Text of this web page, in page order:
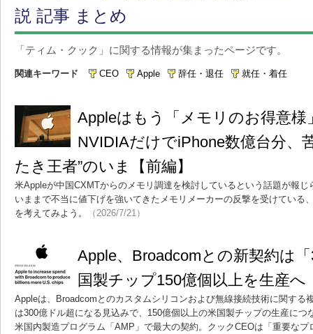
説 記事 まとめ
「ティム・クック」に関する情報が集まったページです。
関連キーワード CEO Apple 辞任・退任 就任・着任
Appleはもう「メモリのお得意
NVIDIAだけでiPhone数億台分、
たき王者”のいま【前編】
米Appleが中国CXMTからのメモリ調達を検討しているという話題が報
いままで不当に値下げを強いてきたメモリメーカーの反撃を受けている
を考えてみよう。
（2026/7/21）
Apple、Broadcomとの新契約は
国製チップ150億個以上を生産へ
Appleは、Broadcomとのカスタムシリコンおよび無線接続技術に関する
は300億ドル超になる見込みで、150億個以上の米国製チップの生産につ
米国内製造プログラム「AMP」で最大の契約。クックCEOは「重要な